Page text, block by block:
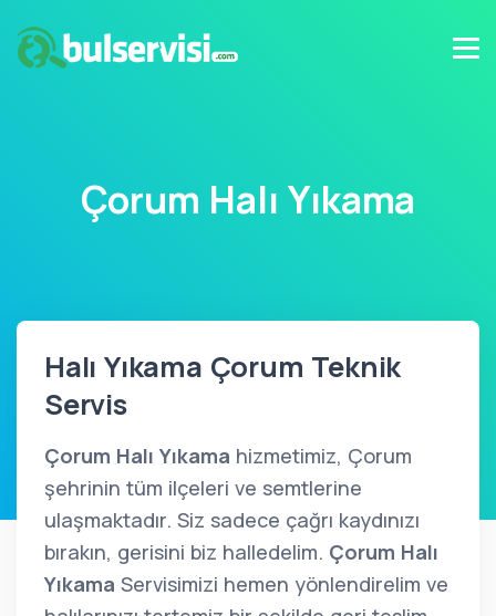
Çorum Halı Yıkama
Halı Yıkama Çorum Teknik
Servis
Çorum Halı Yıkama hizmetimiz, Çorum
şehrinin tüm ilçeleri ve semtlerine
ulaşmaktadır. Siz sadece çağrı kaydınızı
bırakın, gerisini biz halledelim. Çorum Halı
Yıkama Servisimizi hemen yönlendirelim ve